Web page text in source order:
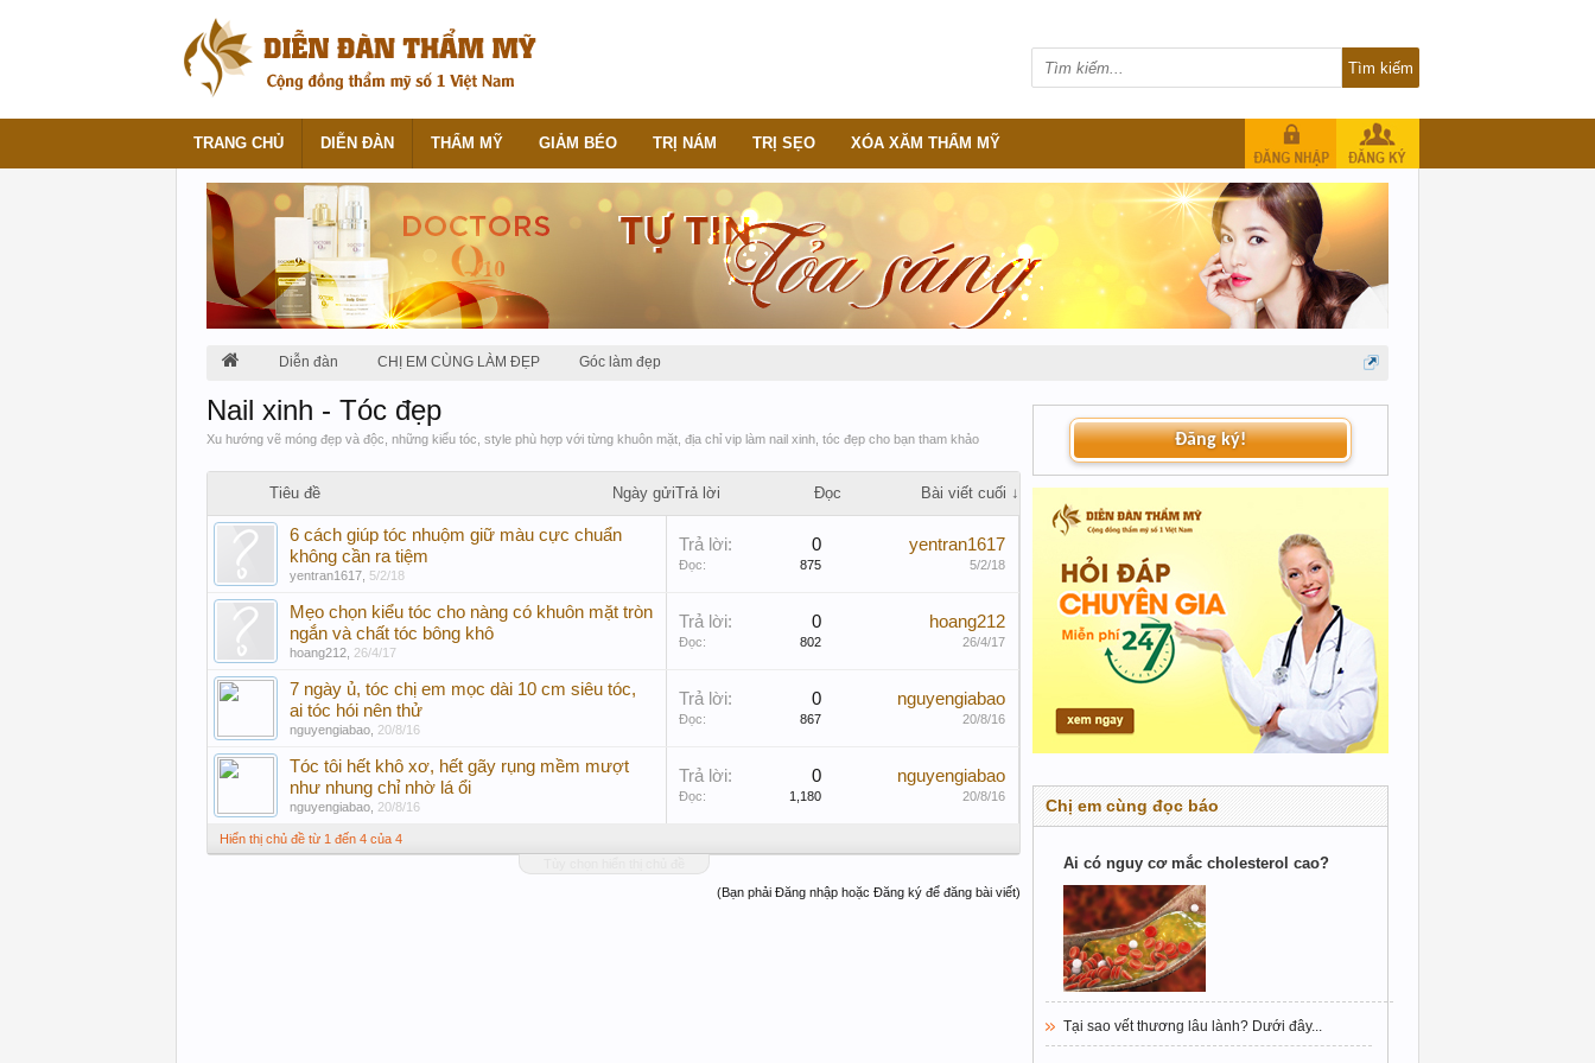
Diễn đàn CHỊ EM CÙNG LÀM ĐẸP Góc làm đẹp
Nail xinh - Tóc đẹp
Xu hướng vẽ móng đẹp và độc, những kiểu tóc, style phù hợp với từng khuôn mặt, địa chỉ vip làm nail xinh, tóc đẹp cho bạn tham khảo
Tiêu đề Ngày gửiTrả lời Đọc Bài viết cuối ↓
6 cách giúp tóc nhuộm giữ màu cực chuẩn
không cần ra tiệm
yentran1617 5/2/18
Trả lời: 0
Đọc: 875
yentran1617
5/2/18
Mẹo chọn kiểu tóc cho nàng có khuôn mặt tròn
ngắn và chất tóc bông khô
hoang212 26/4/17
Trả lời: 0
Đọc: 802
hoang212
26/4/17
7 ngày ủ, tóc chị em mọc dài 10 cm siêu tóc,
ai tóc hói nên thử
nguyengiabao 20/8/16
Trả lời: 0
Đọc: 867
nguyengiabao
20/8/16
Tóc tôi hết khô xơ, hết gãy rụng mềm mượt
như nhung chỉ nhờ lá ổi
nguyengiabao 20/8/16
Trả lời: 0
Đọc: 1,180
nguyengiabao
20/8/16
Hiển thị chủ đề từ 1 đến 4 của 4
(Bạn phải Đăng nhập hoặc Đăng ký để đăng bài viết)
Đăng ký!
Chị em cùng đọc báo
Ai có nguy cơ mắc cholesterol cao?
Tại sao vết thương lâu lành? Dưới đây...
TRANG CHỦ DIỄN ĐÀN THẨM MỸ GIẢM BÉO TRỊ NÁM TRỊ SẸO XÓA XĂM THẨM MỸ